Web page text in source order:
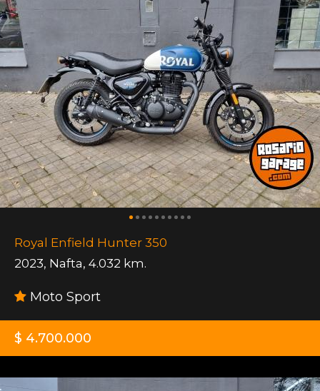
Royal Enfield Hunter 350
2023, Nafta, 4.032 km.
Moto Sport
$ 4.700.000